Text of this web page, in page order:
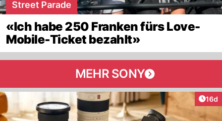
Street Parade
«Ich habe 250 Franken fürs Love-
Mobile-Ticket bezahlt»
MEHR SONY
16d